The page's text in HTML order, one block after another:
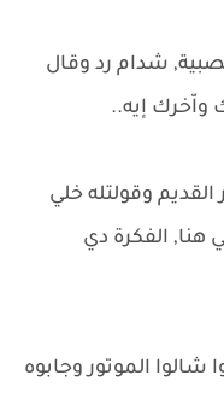
شدام رد وقال
واّخرك إيه..
وقولتله خلي
هنا, الفكرة دي
شالوا الموتور وجابوه